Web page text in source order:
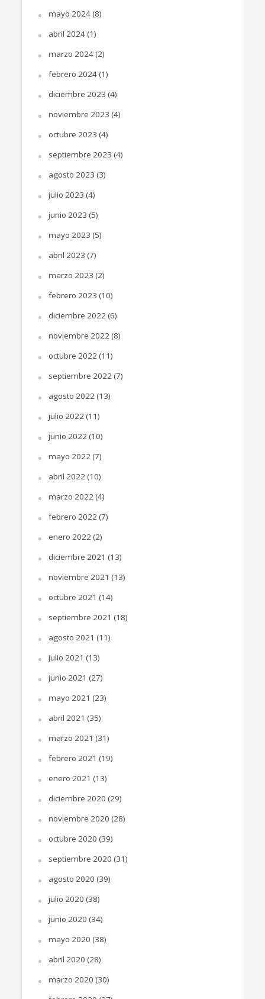
mayo 2024(8)
abril 2024(1)
marzo 2024(2)
febrero 2024(1)
diciembre 2023 (4)
noviembre 2023 (4)
octubre 2023 (4)
septiembre 2023 (4)
agosto 2023 (3)
julio 2023 (4)
junio 2023 (5)
mayo 2023 (5)
abril 2023 (7)
marzo 2023 (2)
febrero 2023 (10)
diciembre 2022(6)
noviembre 2022(8)
octubre 2022(11)
septiembre 2022(7)
agosto 2022(13)
julio 2022(11)
junio 2022(10)
mayo 2022(7)
abril 2022(10)
marzo 2022(4)
febrero 2022(7)
enero 2022(2)
diciembre 2021 (13)
noviembre 2021 (13)
octubre 2021 (14)
septiembre 2021 (18)
agosto 2021 (11)
julio 2021 (13)
junio 2021 (27)
mayo 2021 (23)
abril 2021 (35)
marzo 2021 (31)
febrero 2021 (19)
enero 2021 (13)
diciembre 2020 (29)
noviembre 2020 (28)
octubre 2020 (39)
septiembre 2020 (31)
agosto 2020 (39)
julio 2020 (38)
junio 2020 (34)
mayo 2020 (38)
abril 2020 (28)
marzo 2020 (30)